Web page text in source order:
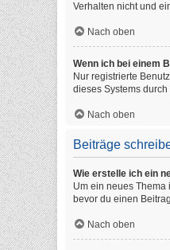
Verhalten nicht und
Nach oben
Wenn ich bei einem
Nur registrierte
dieses Systems
Nach oben
Beiträge
Wie erstelle ich ein
Um ein neues Thema
bevor du einen
Nach oben